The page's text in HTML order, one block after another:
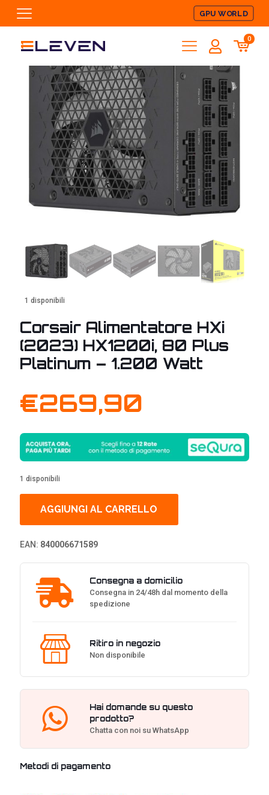
GPU WORLD
0
1 disponibili
Corsair Alimentatore HXi
(2023) HX1200i, 80 Plus
Platinum – 1.200 Watt
€269,90
1 disponibili
AGGIUNGI AL CARRELLO
EAN: 840006671589
Consegna a domicilio
Consegna in 24/48h dal momento della
spedizione
Ritiro in negozio
Non disponibile
Hai domande su questo
prodotto?
Chatta con noi su WhatsApp
Metodi di pagamento